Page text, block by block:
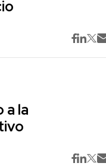
a la